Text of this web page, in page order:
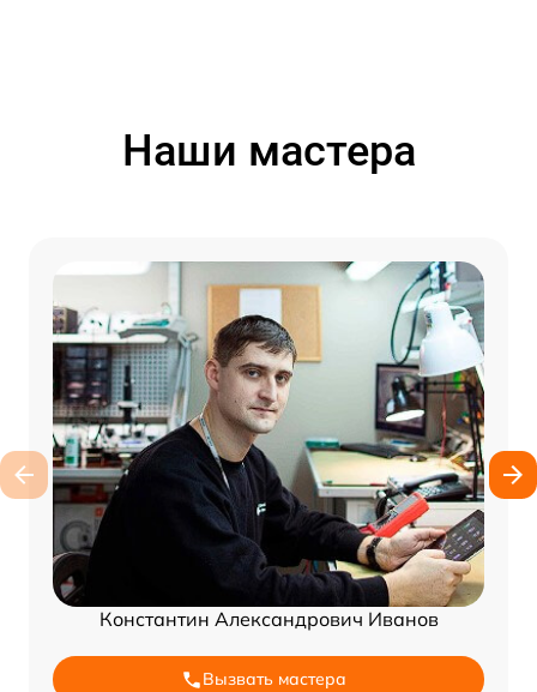
Наши мастера
Константин Александрович Иванов
Вызвать мастера